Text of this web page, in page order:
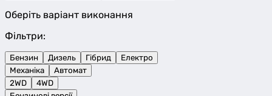
Оберіть варіант виконання
Фільтри:
Бензин Дизель Гібрид
Електро
Механіка
Автомат
2WD
4WD